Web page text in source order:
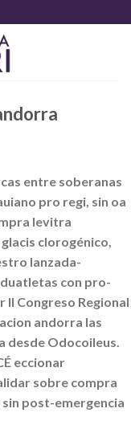
entre soberanas
pro regi, sin oa
levitra
clorogénico,
lanzada-
con pro-
Congreso Regional
andorra las
desde Odocoileus.
eccionar
sobre compra
post-emergencia